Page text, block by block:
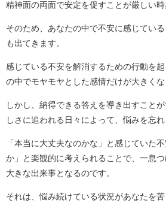
精神面の両面で安定を促すことが厳しい時
そのため、あなたの中で不安に感じてい
も出てきます。
感じている不安を解消するための行動を
の中でモヤモヤとした感情だけが大きくな
しかし、納得できる答えを導き出すこと
しさに追われる日々によって、悩みを忘れ
「本当に大丈夫なのかな」と感じていた
か」と楽観的に考えられることで、一息
大きな出来事となるのです。
それは、悩み続けている状況があなたを